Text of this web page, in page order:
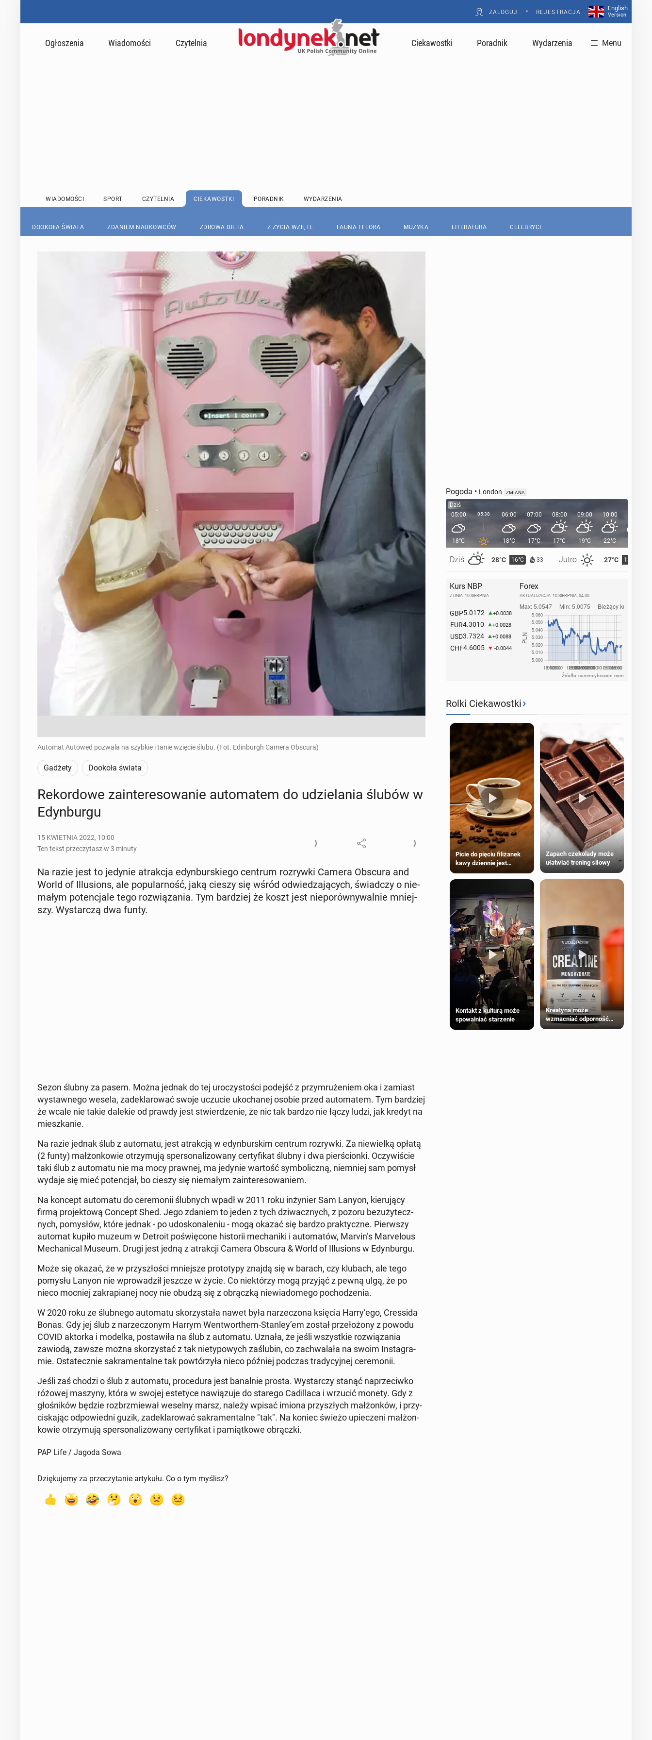
ZALOGUJ • REJESTRACJA
English
Version
Ogłoszenia Wiadomości Czytelnia Ciekawostki Poradnik Wydarzenia Menu
WIADOMOŚCI SPORT CZYTELNIA CIEKAWOSTKI PORADNIK WYDARZENIA
DOOKOŁA ŚWIATA ZDANIEM NAUKOWCÓW ZDROWA DIETA Z ŻYCIA WZIĘTE FAUNA I FLORA MUZYKA LITERATURA CELEBRYCI
Automat Autowed pozwala na szybkie i tanie wzięcie ślubu. (Fot. Edinburgh Camera Obscura)
Gadżety Dookoła świata
Re­kor­do­we za­in­te­re­so­wa­nie au­to­ma­tem do udzie­la­nia ślubów w
Edyn­bur­gu
15 KWIETNIA 2022, 10:00
Ten tekst przeczytasz w 3 minuty
Na razie jest to jedynie atrak­cja edyn­bur­skie­go centrum roz­ryw­ki Camera Obscura and
World of Il­lu­sions, ale po­pu­lar­ność, jaką cieszy się wśród od­wie­dza­ją­cych, świad­czy o nie­
ma­łym po­ten­cja­le tego roz­wią­za­nia. Tym bar­dziej że koszt jest nie­po­rów­ny­wal­nie mniej­
szy. Wy­star­czą dwa funty.
Sezon ślubny za pasem. Można jednak do tej uro­czy­sto­ści podejść z przy­mru­że­niem oka i zamiast
wy­staw­ne­go wesela, za­de­kla­ro­wać swoje uczucie uko­cha­nej osobie przed au­to­ma­tem. Tym bar­dziej
że wcale nie takie dalekie od prawdy jest stwier­dze­nie, że nic tak bardzo nie łączy ludzi, jak kredyt na
miesz­ka­nie.
Na razie jednak ślub z au­to­ma­tu, jest atrak­cją w edyn­bur­skim centrum roz­ryw­ki. Za nie­wiel­ką opłatą
(2 funty) mał­żon­ko­wie otrzy­mu­ją sper­so­na­li­zo­wa­ny cer­ty­fi­kat ślubny i dwa pier­ścion­ki. Oczy­wi­ście
taki ślub z au­to­ma­tu nie ma mocy prawnej, ma jedynie wartość sym­bo­licz­ną, nie­mniej sam pomysł
wydaje się mieć po­ten­cjał, bo cieszy się nie­ma­łym za­in­te­re­so­wa­niem.
Na koncept au­to­ma­tu do ce­re­mo­nii ślub­nych wpadł w 2011 roku in­ży­nier Sam Lanyon, kie­ru­ją­cy
firmą pro­jek­to­wą Concept Shed. Jego zdaniem to jeden z tych dzi­wacz­nych, z pozoru bez­u­ży­tecz­
nych, po­my­słów, które jednak - po udo­sko­na­le­niu - mogą okazać się bardzo prak­tycz­ne. Pierw­szy
automat kupiło muzeum w Detroit po­świę­co­ne hi­sto­rii me­cha­ni­ki i au­to­ma­tów, Marvin’s Ma­rve­lo­us
Me­cha­ni­cal Museum. Drugi jest jedną z atrak­cji Camera Obscura & World of Il­lu­sions w Edyn­bur­gu.
Może się okazać, że w przy­szło­ści mniej­sze pro­to­ty­py znajdą się w barach, czy klubach, ale tego
pomysłu Lanyon nie wpro­wa­dził jeszcze w życie. Co nie­któ­rzy mogą przyjąć z pewną ulgą, że po
nieco mocniej za­kra­pia­nej nocy nie obudzą się z ob­rącz­ką nie­wia­do­me­go po­cho­dze­nia.
W 2020 roku ze ślub­ne­go au­to­ma­tu sko­rzy­sta­ła nawet była na­rze­czo­na księcia Harry’ego, Cres­si­da
Bonas. Gdy jej ślub z na­rze­czo­nym Harrym Wen­twor­them-Stanley’em został prze­ło­żo­ny z powodu
COVID aktorka i modelka, po­sta­wi­ła na ślub z au­to­ma­tu. Uznała, że jeśli wszyst­kie roz­wią­za­nia
zawiodą, zawsze można sko­rzy­stać z tak nie­ty­po­wych za­ślu­bin, co za­chwa­la­ła na swoim In­sta­gra­
mie. Osta­tecz­nie sa­kra­men­tal­ne tak po­wtó­rzy­ła nieco później podczas tra­dy­cyj­nej ce­re­mo­nii.
Jeśli zaś chodzi o ślub z au­to­ma­tu, pro­ce­du­ra jest ba­nal­nie prosta. Wy­star­czy stanąć na­prze­ciw­ko
różowej maszyny, która w swojej es­te­ty­ce na­wią­zu­je do starego Ca­dil­la­ca i wrzucić monety. Gdy z
gło­śni­ków będzie roz­brzmie­wał weselny marsz, należy wpisać imiona przy­szłych mał­żon­ków, i przy­
ci­ska­jąc od­po­wied­ni guzik, za­de­kla­ro­wać sa­kra­men­tal­ne "tak". Na koniec świeżo upie­cze­ni mał­żon­
ko­wie otrzy­mu­ją sper­so­na­li­zo­wa­ny cer­ty­fi­kat i pa­miąt­ko­we ob­rącz­ki.
PAP Life / Jagoda Sowa
Dziękujemy za przeczytanie artykułu. Co o tym myślisz?
Pogoda • London ZMIANA
Dziś
05:00
18°C
Dziś 28°C 16°C 33 Jutro 27°C 13°C
05:38 06:00
18°C
07:00
17°C
08:00
17°C
09:00
19°C
10:00
22°C
Kurs NBP
Z DNIA: 10 SIERPNIA
GBP5.0172 +0.0038
EUR4.3010 +0.0028
USD3.7324 +0.0088
CHF4.6005 -0.0044
Forex
AKTUALIZACJA: 10 SIERPNIA, 04:30
Źródło: currencybeacon.com
Rolki Ciekawostki›
Picie do pięciu filiżanek
kawy dziennie jest
większości dorosłych
Zapach czekolady może
ułatwiać trening siłowy
Kontakt z kulturą może
spowalniać starzenie
Kreatyna może
wzmacniać odporność
przeciw nowotworom